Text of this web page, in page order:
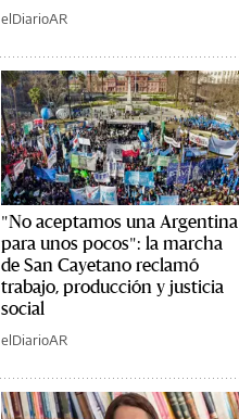
elDiarioAR
"No aceptamos una Argentina
para unos pocos": la marcha
de San Cayetano reclamó
trabajo, producción y justicia
social
elDiarioAR